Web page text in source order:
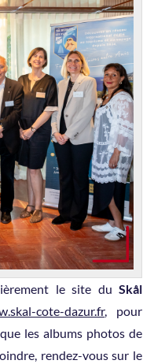
le site du Skål
cote-dazur.fr, pour
les albums photos de
rendez-vous sur le